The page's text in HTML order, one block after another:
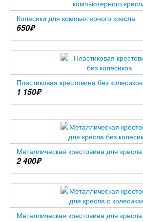
Колесики для компьютерного кресла
650₽
Пластиковая крестовина без колесиков
1 150₽
Металлическая крестовина для
2 400₽
Металлическая крестовина для